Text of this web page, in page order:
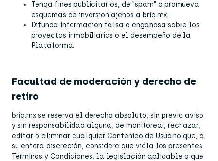
Tenga fines publicitarios, de "spam" o promueva
esquemas de inversión ajenos a briq.mx.
Difunda información falsa o engañosa sobre los
proyectos inmobiliarios o el desempeño de la
Plataforma.
Facultad de moderación y derecho de
retiro
briq.mx se reserva el derecho absoluto, sin previo aviso
y sin responsabilidad alguna, de monitorear, rechazar,
editar o eliminar cualquier Contenido de Usuario que, a
su entera discreción, considere que viola los presentes
Términos y Condiciones, la legislación aplicable o que